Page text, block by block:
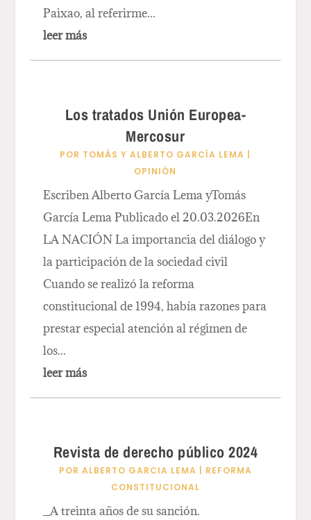
Paixao, al referirme...
leer más
Los tratados Unión Europea-
Mercosur
POR TOMÁS Y ALBERTO GARCÍA LEMA
OPINIÓN
Escriben Alberto García Lema yTomás
García Lema Publicado el 20.03.2026En
LA NACIÓN La importancia del diálogo y
la participación de la sociedad civil
Cuando se realizó la reforma
constitucional de 1994, había razones para
prestar especial atención al régimen de
los...
leer más
Revista de derecho público 2024
POR ALBERTO GARCIA LEMA
REFORMA
CONSTITUCIONAL
_A treinta años de su sanción.